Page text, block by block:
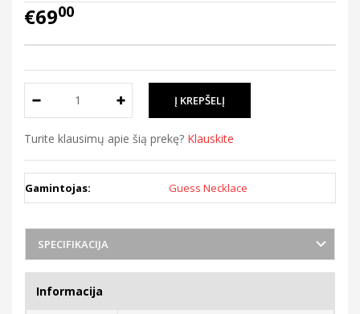
€6900
Turite klausimų apie šią prekę? Klauskite
Gamintojas: Guess Necklace
SPECIFIKACIJA
Informacija